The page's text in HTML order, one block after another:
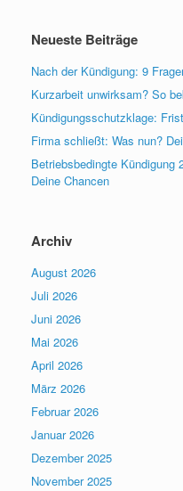
Neueste Beiträge
Nach der Kündigung: 9
Kurzarbeit unwirksam? So
Kündigungsschutzklage:
Firma schließt: Was nun?
Betriebsbedingte Kündigung
Deine Chancen
Archiv
August 2026
Juli 2026
Juni 2026
Mai 2026
April 2026
März 2026
Februar 2026
Januar 2026
Dezember 2025
November 2025